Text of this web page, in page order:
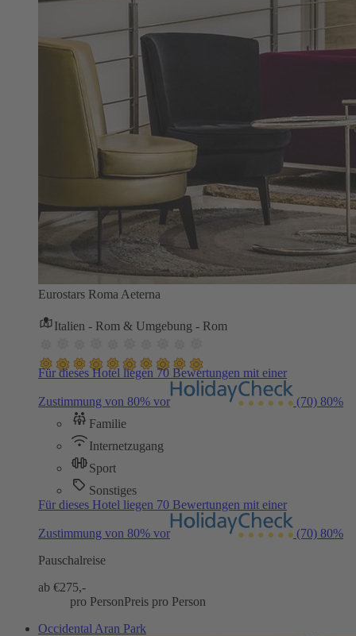
Eurostars Roma Aeterna
Italien - Rom & Umgebung - Rom
Für dieses Hotel liegen 70 Bewertungen mit einer
Zustimmung von 80% vor (70) 80%
Familie
Internetzugang
Sport
Sonstiges
Für dieses Hotel liegen 70 Bewertungen mit einer
Zustimmung von 80% vor (70) 80%
Pauschalreise
ab €275,-
pro PersonPreis pro Person
Occidental Aran Park